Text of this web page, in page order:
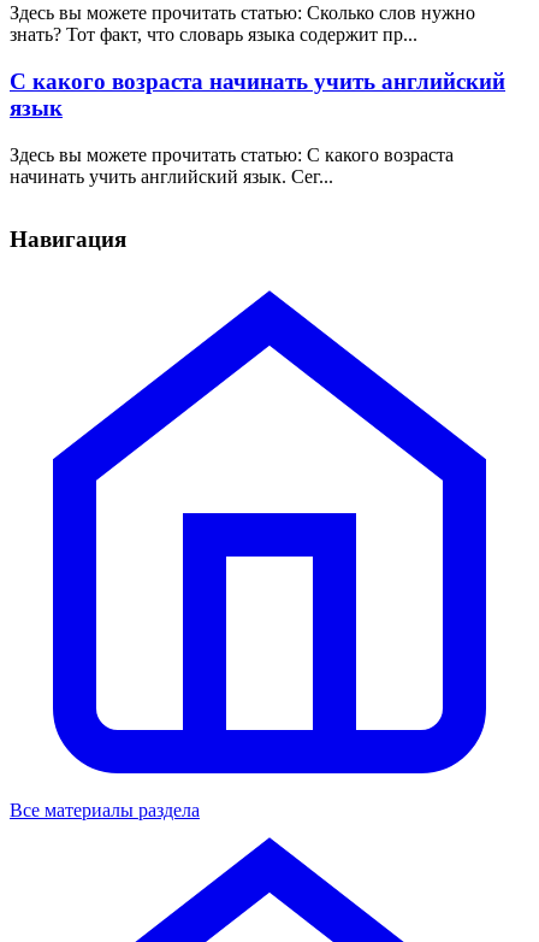
Здесь вы можете прочитать статью: Сколько слов нужно
знать? Тот факт, что словарь языка содержит пр...
С какого возраста начинать учить английский
язык
Здесь вы можете прочитать статью: С какого возраста
начинать учить английский язык. Сег...
Навигация
Все материалы раздела